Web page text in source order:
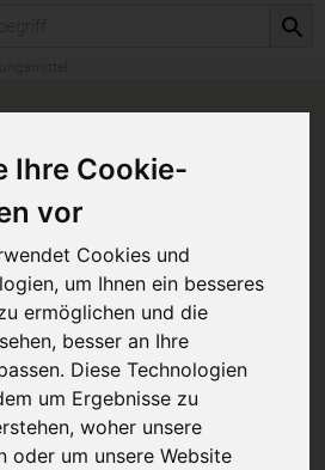
Ihre Cookie-
vor
Cookies und
um Ihnen ein besseres
ermöglichen und die
besser an Ihre
Diese Technologien
um Ergebnisse zu
woher unsere
oder um unsere Website